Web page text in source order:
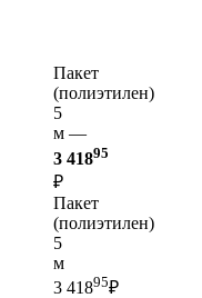
Пакет
(полиэтилен)
5
м —
3 41895
₽
Пакет
(полиэтилен)
5
м
3 41895₽